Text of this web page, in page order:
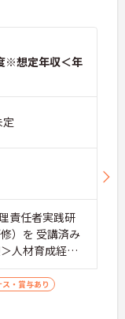
※想定年収＜年
責任者実践研
）を 受講済み
人材育成経験
理職経験があ
ト）
ス・賞与あり